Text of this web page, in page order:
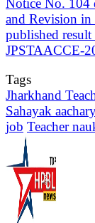
Notice No. 104
and Revision
published
JPSTAACCE-
Tags
Jharkhand
Sahayak
job Teacher